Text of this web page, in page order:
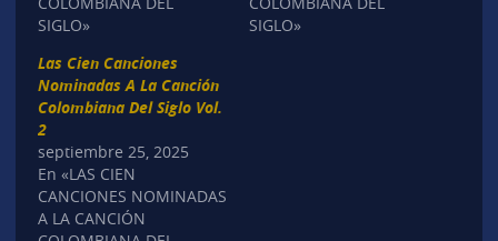
SIGLO»
SIGLO»
Las Cien Canciones
Nominadas A La Canción
Colombiana Del Siglo Vol.
2
septiembre 25, 2025
En «LAS CIEN
CANCIONES NOMINADAS
A LA CANCIÓN